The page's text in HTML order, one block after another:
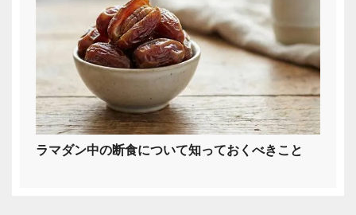
ラマダン中の断食について知っておくべきこと